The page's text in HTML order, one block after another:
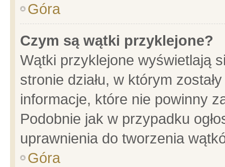
Góra
Czym są wątki przyklejone?
Wątki przyklejone wyświetlają
stronie działu, w którym
informacje, które nie powinny
Podobnie jak w przypadku
uprawnienia do tworzenia
Góra